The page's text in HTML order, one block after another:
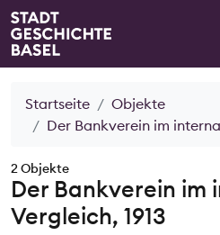
Startseite
Objekte
Der Bankverein im
2 Objekte
Der Bankverein
Vergleich, 1913